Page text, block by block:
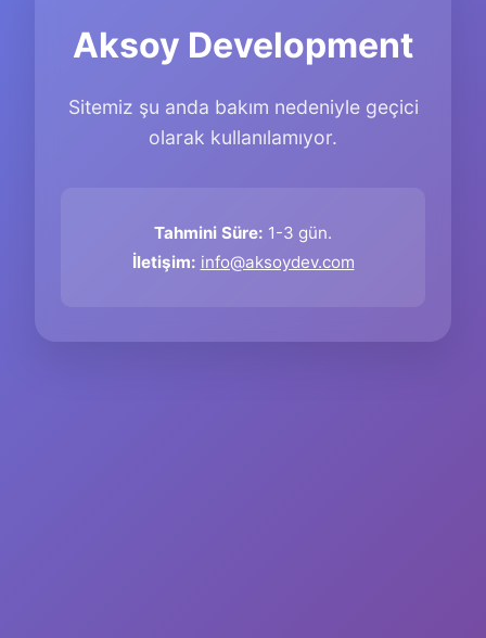
Aksoy Development
Sitemiz şu anda bakım nedeniyle geçici
olarak kullanılamıyor.
Tahmini Süre: 1-3 gün.
İletişim: info@aksoydev.com